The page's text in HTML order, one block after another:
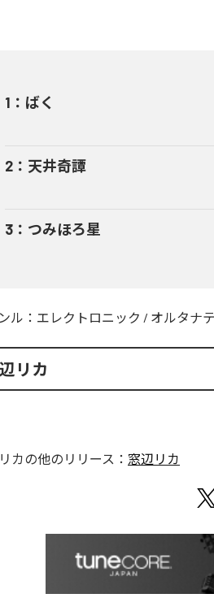
1 ： ばく
2 ： 天井奇譚
3 ： つみほろ星
ル： エレクトロニック / オルタナ
リカ
カの他のリリース： 窓辺リカ